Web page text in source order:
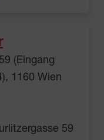
(Eingang
1160 Wien
59